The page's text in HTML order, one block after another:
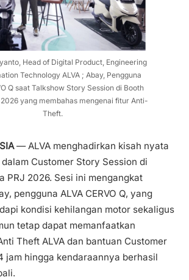
Head of Digital Product, Engineering
Technology ALVA ; Abay, Pengguna
Q saat Talkshow Story Session di Booth
2026 yang membahas mengenai fitur Anti-
Theft.
— ALVA menghadirkan kisah nyata
dalam Customer Story Session di
PRJ 2026. Sesi ini mengangkat
pengguna ALVA CERVO Q, yang
kondisi kehilangan motor sekaligus
tetap dapat memanfaatkan
Theft ALVA dan bantuan Customer
jam hingga kendaraannya berhasil